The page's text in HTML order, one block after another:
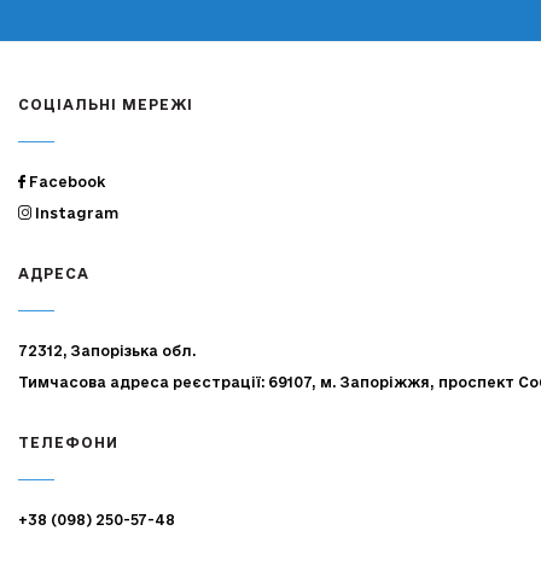
СОЦІАЛЬНІ МЕРЕЖІ
Facebook
Instagram
АДРЕСА
72312, Запорізька обл.
Тимчасова адреса реєстрації: 69107, м. Запоріжжя, проспект
ТЕЛЕФОНИ
+38 (098) 250-57-48